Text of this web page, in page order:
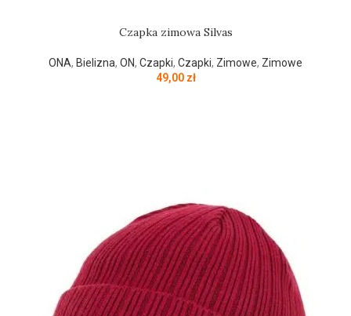
Czapka zimowa Silvas
ONA, Bielizna, ON, Czapki, Czapki, Zimowe, Zimowe
49,00 zł